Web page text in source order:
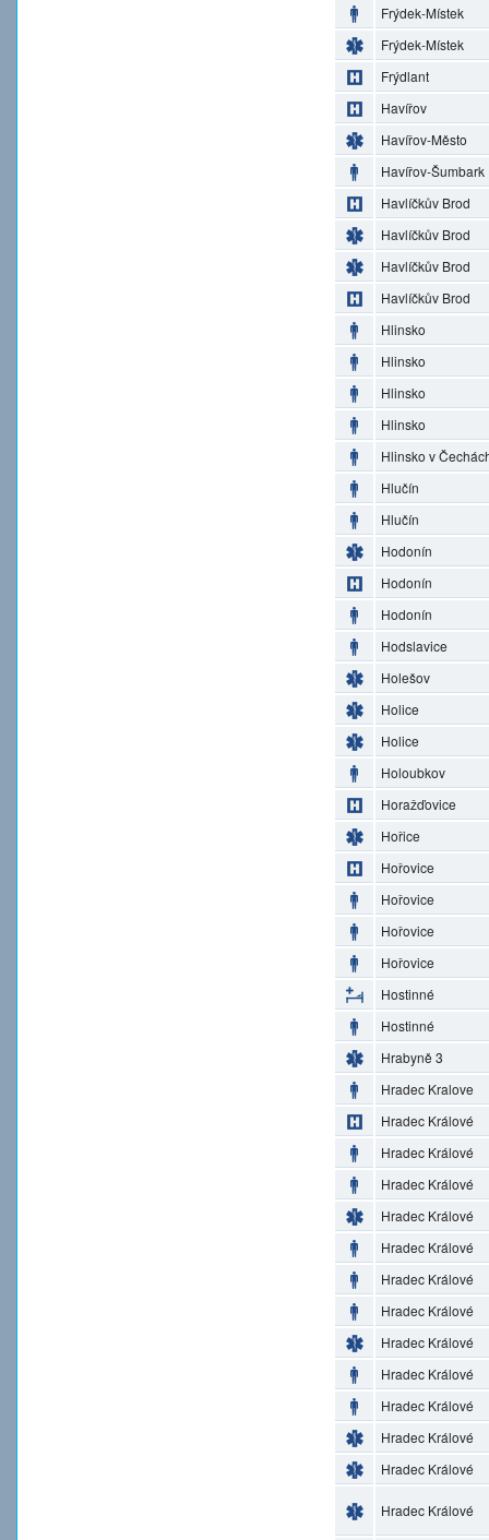
Frýdek-Místek
Frýdek-Místek
Frýdlant
Havířov
Havířov-Město
Havířov-Šumbark
Havlíčkův Brod
Havlíčkův Brod
Havlíčkův Brod
Havlíčkův Brod
Hlinsko
Hlinsko
Hlinsko
Hlinsko
Hlinsko v
Hlučín
Hlučín
Hodonín
Hodonín
Hodonín
Hodslavice
Holešov
Holice
Holice
Holoubkov
Horažďovice
Hořice
Hořovice
Hořovice
Hořovice
Hořovice
Hostinné
Hostinné
Hrabyně 3
Hradec Kralove
Hradec Králové
Hradec Králové
Hradec Králové
Hradec Králové
Hradec Králové
Hradec Králové
Hradec Králové
Hradec Králové
Hradec Králové
Hradec Králové
Hradec Králové
Hradec Králové
Hradec Králové